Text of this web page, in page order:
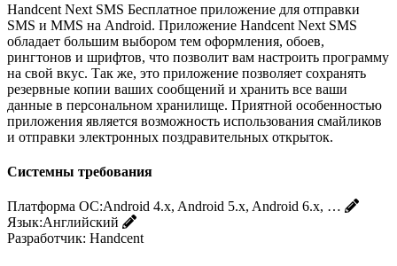
Handcent Next SMS Бесплатное приложение для отправки
SMS и MMS на Android. Приложение Handcent Next SMS
обладает большим выбором тем оформления, обоев,
рингтонов и шрифтов, что позволит вам настроить программу
на свой вкус. Так же, это приложение позволяет сохранять
резервные копии ваших сообщений и хранить все ваши
данные в персональном хранилище. Приятной особенностью
приложения является возможность использования смайликов
и отправки электронных поздравительных открыток.
Системны требования
Платформа ОС:Android 4.x, Android 5.x, Android 6.x, …
Язык:Английский
Разработчик: Handcent